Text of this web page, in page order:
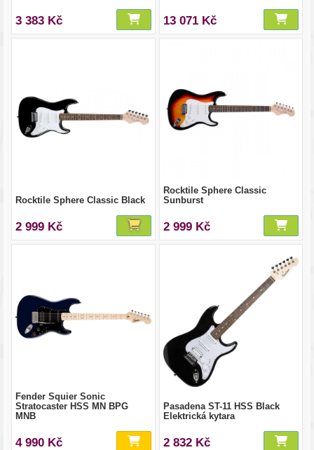
3 383 Kč 13 071 Kč
Rocktile Sphere Classic Black
2 999 Kč
Rocktile Sphere Classic
Sunburst
2 999 Kč
Fender Squier Sonic
Stratocaster HSS MN BPG
MNB
4 990 Kč
Pasadena ST-11 HSS Black
Elektrická kytara
2 832 Kč